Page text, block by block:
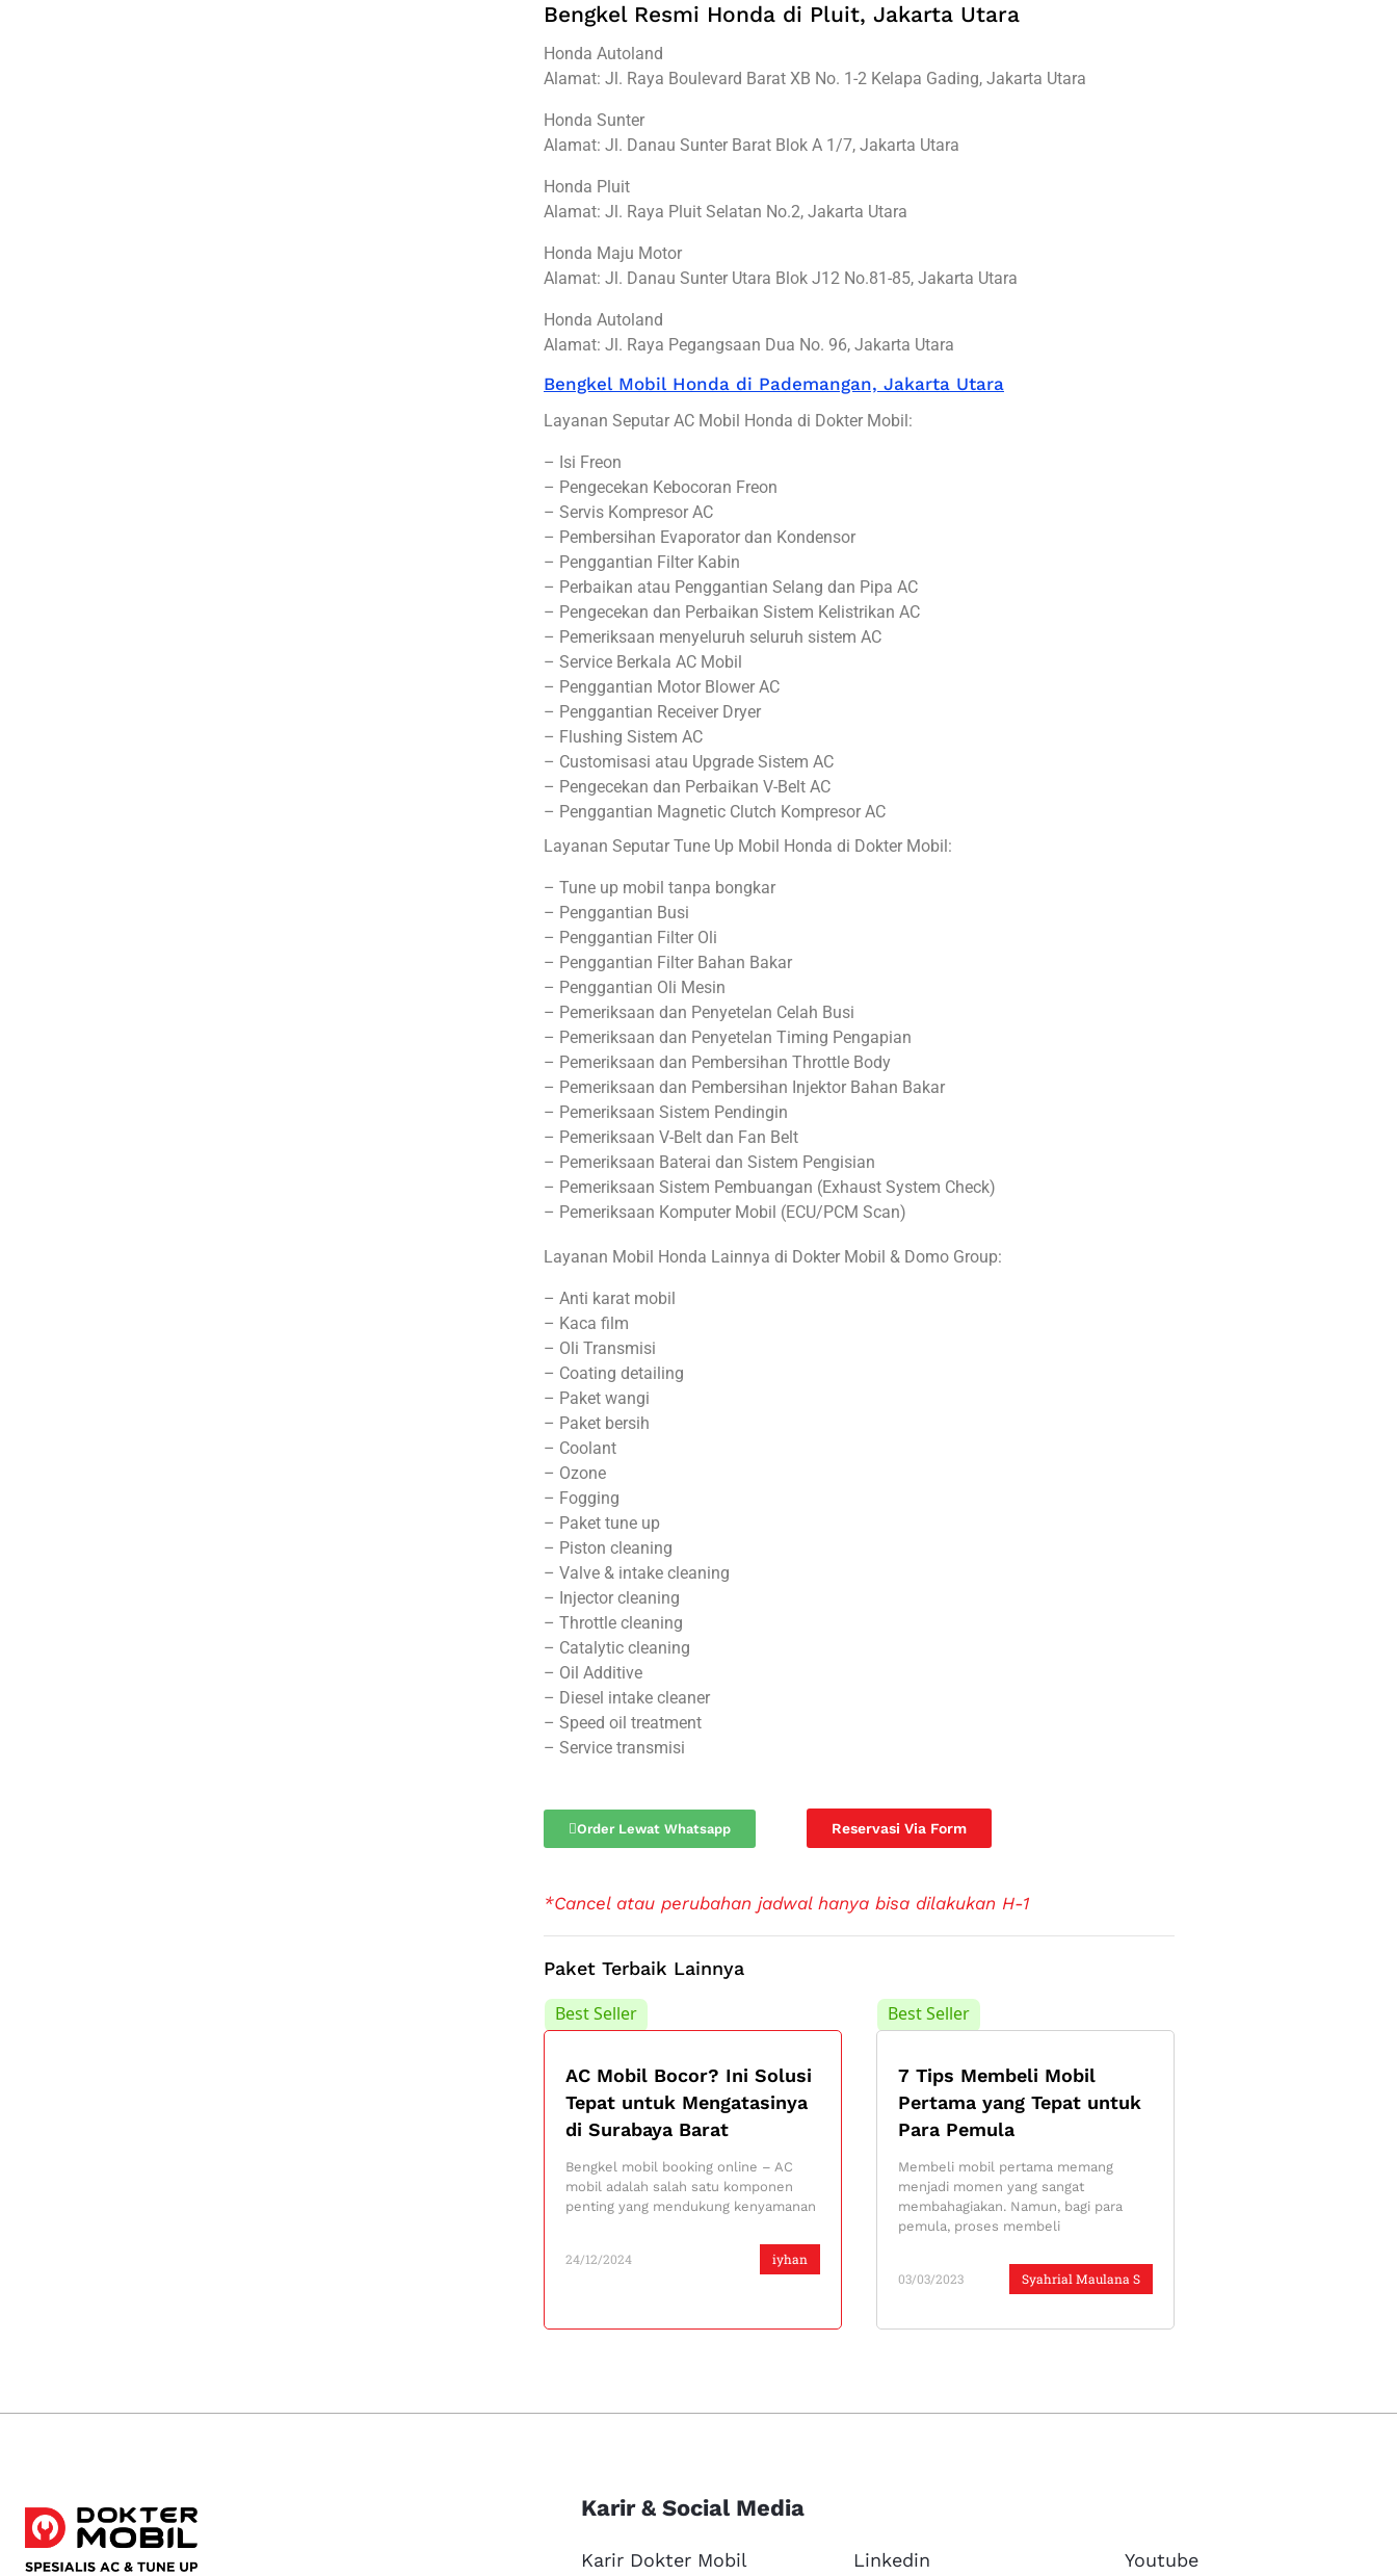
Bengkel Resmi Honda di Pluit, Jakarta Utara
Honda Autoland
Alamat: Jl. Raya Boulevard Barat XB No. 1-2 Kelapa Gading, Jakarta Utara
Honda Sunter
Alamat: Jl. Danau Sunter Barat Blok A 1/7, Jakarta Utara
Honda Pluit
Alamat: Jl. Raya Pluit Selatan No.2, Jakarta Utara
Honda Maju Motor
Alamat: Jl. Danau Sunter Utara Blok J12 No.81-85, Jakarta Utara
Honda Autoland
Alamat: Jl. Raya Pegangsaan Dua No. 96, Jakarta Utara
Bengkel Mobil Honda di Pademangan, Jakarta Utara
Layanan Seputar AC Mobil Honda di Dokter Mobil:
– Isi Freon
– Pengecekan Kebocoran Freon
– Servis Kompresor AC
– Pembersihan Evaporator dan Kondensor
– Penggantian Filter Kabin
– Perbaikan atau Penggantian Selang dan Pipa AC
– Pengecekan dan Perbaikan Sistem Kelistrikan AC
– Pemeriksaan menyeluruh seluruh sistem AC
– Service Berkala AC Mobil
– Penggantian Motor Blower AC
– Penggantian Receiver Dryer
– Flushing Sistem AC
– Customisasi atau Upgrade Sistem AC
– Pengecekan dan Perbaikan V-Belt AC
– Penggantian Magnetic Clutch Kompresor AC
Layanan Seputar Tune Up Mobil Honda di Dokter Mobil:
– Tune up mobil tanpa bongkar
– Penggantian Busi
– Penggantian Filter Oli
– Penggantian Filter Bahan Bakar
– Penggantian Oli Mesin
– Pemeriksaan dan Penyetelan Celah Busi
– Pemeriksaan dan Penyetelan Timing Pengapian
– Pemeriksaan dan Pembersihan Throttle Body
– Pemeriksaan dan Pembersihan Injektor Bahan Bakar
– Pemeriksaan Sistem Pendingin
– Pemeriksaan V-Belt dan Fan Belt
– Pemeriksaan Baterai dan Sistem Pengisian
– Pemeriksaan Sistem Pembuangan (Exhaust System Check)
– Pemeriksaan Komputer Mobil (ECU/PCM Scan)
Layanan Mobil Honda Lainnya di Dokter Mobil & Domo Group:
– Anti karat mobil
– Kaca film
– Oli Transmisi
– Coating detailing
– Paket wangi
– Paket bersih
– Coolant
– Ozone
– Fogging
– Paket tune up
– Piston cleaning
– Valve & intake cleaning
– Injector cleaning
– Throttle cleaning
– Catalytic cleaning
– Oil Additive
– Diesel intake cleaner
– Speed oil treatment
– Service transmisi
Order Lewat Whatsapp Reservasi Via Form
*Cancel atau perubahan jadwal hanya bisa dilakukan H-1
Paket Terbaik Lainnya
Best Seller
AC Mobil Bocor? Ini Solusi
Tepat untuk Mengatasinya
di Surabaya Barat
iyhan
24/12/2024
Bengkel mobil booking online – AC
mobil adalah salah satu komponen
penting yang mendukung kenyamanan
Best Seller
7 Tips Membeli Mobil
Pertama yang Tepat untuk
Para Pemula
Syahrial Maulana S
03/03/2023
Membeli mobil pertama memang
menjadi momen yang sangat
membahagiakan. Namun, bagi para
pemula, proses membeli
Karir & Social Media
Karir Dokter Mobil Linkedin Youtube